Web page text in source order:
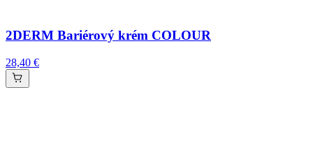
2DERM Bariérový krém COLOUR
28,40 €